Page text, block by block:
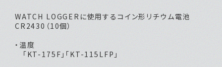
WATCH LOGGERに使用するコイン形リチウム電池
CR2430（10個）
・温度
「KT-175F」「KT-115LFP」